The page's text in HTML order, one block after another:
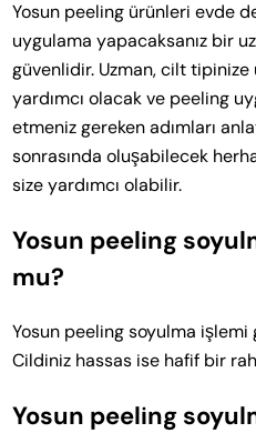
Yosun peeling ürünleri evde
uygulama yapacaksanız bir
güvenlidir. Uzman, cilt
yardımcı olacak ve peeling
etmeniz gereken adımları
sonrasında oluşabilecek
size yardımcı olabilir.
Yosun peeling
mu?
Yosun peeling soyulma işlemi
Cildiniz hassas ise hafif bir
Yosun peeling